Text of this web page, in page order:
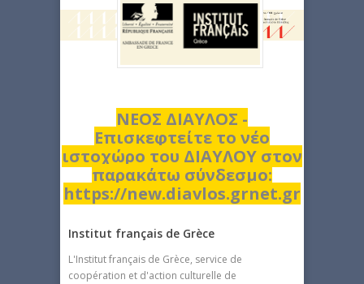
ΝΕΟΣ ΔΙΑΥΛΟΣ -
Επισκεφτείτε το νέο
ιστοχώρο του ΔΙΑΥΛΟΥ στον
παρακάτω σύνδεσμο:
https://new.diavlos.grnet.gr
Institut français de Grèce
L'Institut français de Grèce, service de
coopération et d'action culturelle de